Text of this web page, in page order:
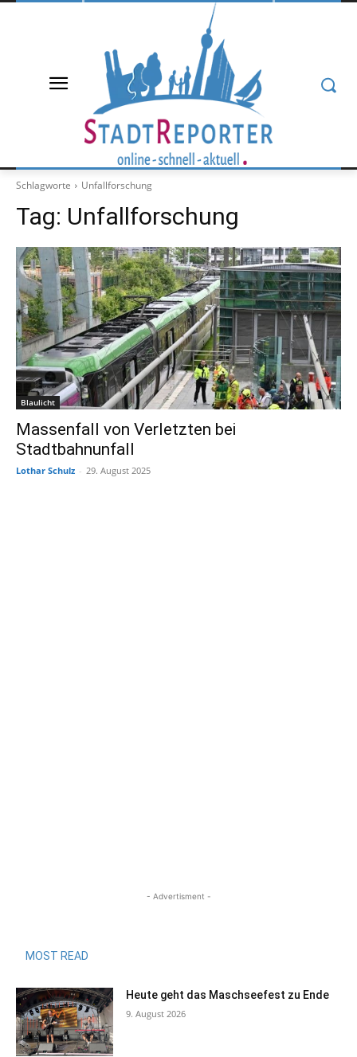
Schlagworte Unfallforschung
Tag: Unfallforschung
Blaulicht
Massenfall von Verletzten bei
Stadtbahnunfall
Lothar Schulz - 29. August 2025
- Advertisment -
MOST READ
Heute geht das Maschseefest zu Ende
9. August 2026